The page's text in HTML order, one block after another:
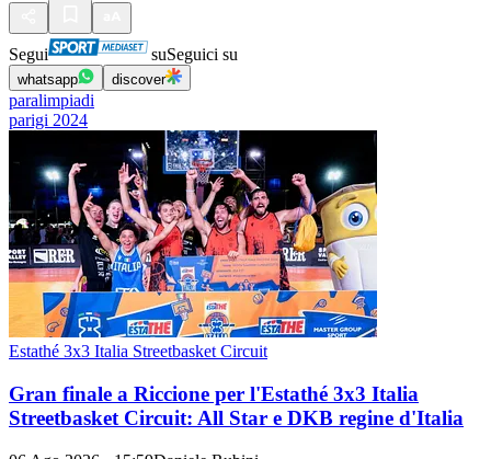
Segui suSeguici su
whatsapp discover
paralimpiadi
parigi 2024
Estathé 3x3 Italia Streetbasket Circuit
Gran finale a Riccione per l'Estathé 3x3 Italia
Streetbasket Circuit: All Star e DKB regine d'Italia